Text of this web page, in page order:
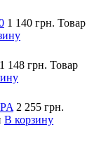
1 140 грн. Товар
1 148 грн. Товар
2 255 грн.
В корзину